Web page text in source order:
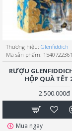
Thương hiệu: Glenfiddich
Mã sản phẩm:
RƯỢU
HỘP QUÀ TẾT
2.500.000đ
Mua ngay